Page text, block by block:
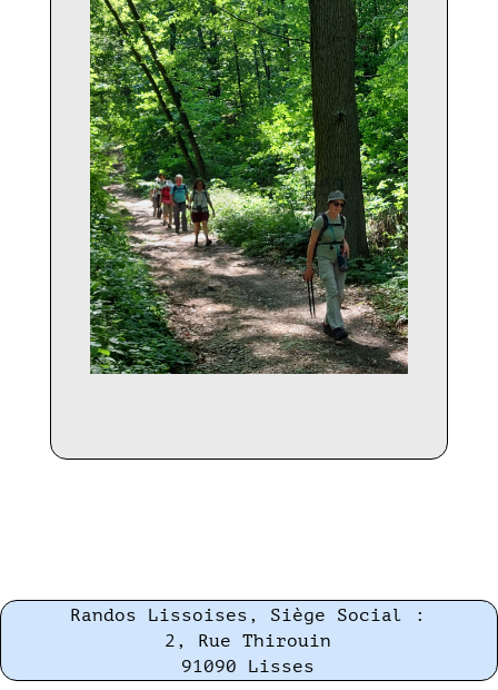
Randos Lissoises, Siège Social :
2, Rue Thirouin
91090 Lisses